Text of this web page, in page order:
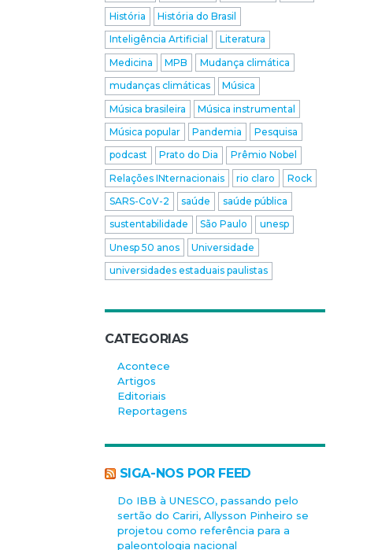
História
História do Brasil
Inteligência Artificial
Literatura
Medicina
MPB
Mudança climática
mudanças climáticas
Música
Música brasileira
Música instrumental
Música popular
Pandemia
Pesquisa
podcast
Prato do Dia
Prêmio Nobel
Relações INternacionais
rio claro
Rock
SARS-CoV-2
saúde
saúde pública
sustentabilidade
São Paulo
unesp
Unesp 50 anos
Universidade
universidades estaduais paulistas
CATEGORIAS
Acontece
Artigos
Editoriais
Reportagens
SIGA-NOS POR FEED
Do IBB à UNESCO, passando pelo
sertão do Cariri, Allysson Pinheiro se
projetou como referência para a
paleontologia nacional